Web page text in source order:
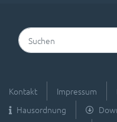
Suchen
Kontakt Impressum
Hausordnung